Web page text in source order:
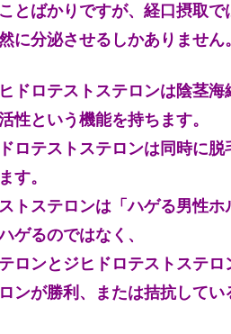
とばかりですが、経口摂取
に分泌させるしかありません
ドロテストステロンは陰茎
性という機能を持ちます。
ロテストステロンは同時に
す。
トステロンは「ハゲる男性
ゲるのではなく、
テロンとジヒドロテストステ
ンが勝利、または拮抗して